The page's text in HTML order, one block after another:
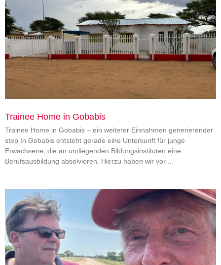
Trainee Home in Gobabis
Trainee Home in Gobabis – ein weiterer Einnahmen generierender
step In Gobabis entsteht gerade eine Unterkunft für junge
Erwachsene, die an umliegenden Bildungsinstituten eine
Berufsausbildung absolvieren. Hierzu haben wir vor